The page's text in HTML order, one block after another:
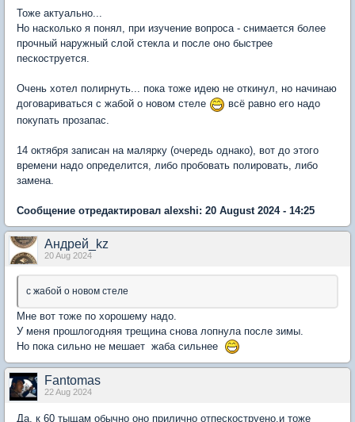
Тоже актуально...
Но насколько я понял, при изучение вопроса - снимается более
прочный наружный слой стекла и после оно быстрее
пескоструется.
Очень хотел полирнуть... пока тоже идею не откинул, но начинаю
договариваться с жабой о новом стеле
всё равно его надо
покупать прозапас.
14 октября записан на малярку (очередь однако), вот до этого
времени надо определится, либо пробовать полировать, либо
замена.
Сообщение отредактировал alexshi: 20 August 2024 - 14:25
Андрей_kz
20 Aug 2024
с жабой о новом стеле
Мне вот тоже по хорошему надо.
У меня прошлогодняя трещина снова лопнула после зимы.
Но пока сильно не мешает жаба сильнее
Fantomas
22 Aug 2024
Да, к 60 тыщам обычно оно прилично отпескоструено.и тоже